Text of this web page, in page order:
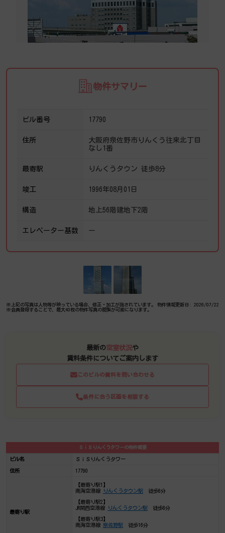
物件サマリー
ビル番号 17790
住所
大阪府泉佐野市りんくう往来北丁目
なし1番
最寄駅 りんくうタウン 徒歩8分
竣工 1996年08月01日
構造 地上56階建地下2階
エレベーター基数 ー
※上記の写真は人物等が映っている場合、修正・加工が施されています。
※会員登録することで、最大40枚の物件写真の閲覧が可能になります。
物件情報更新日: 2026/07/22
最新の空室状況や
賃料条件についてご案内します
このビルの資料を問い合わせる
条件に合う区画を相談する
ＳｉＳりんくうタワーの物件概要
ビル名 ＳｉＳりんくうタワー
住所 17790
最寄り駅
【最寄り駅1】
南海空港線
りんくうタウン駅徒歩8分
【最寄り駅2】
JR関西空港線
りんくうタウン駅徒歩8分
【最寄り駅3】
南海空港線 泉佐野駅徒歩16分